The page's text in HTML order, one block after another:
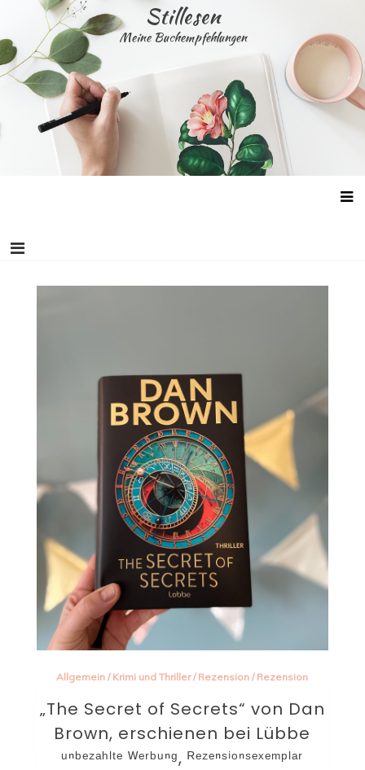
content
Stillesen
Meine Buchempfehlungen
Allgemein / Krimi und Thriller/ Rezension / Rezension
„The Secret of Secrets“ von Dan
Brown, erschienen bei Lübbe
ᵘⁿᵇᵉᶻᵃʰˡᵗᵉ ᵂᵉʳᵇᵘⁿᵍ, ᴿᵉᶻᵉⁿˢⁱᵒⁿˢᵉˣᵉᵐᵖˡᵃʳ